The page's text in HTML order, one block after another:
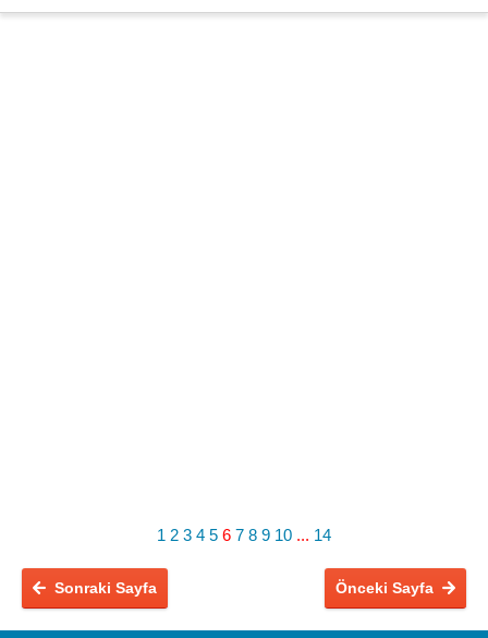
1 2 3 4 5 6 7 8 9 10 ... 14
Önceki Sayfa
Sonraki Sayfa